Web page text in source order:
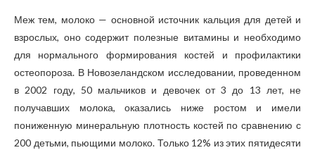
Меж тем, молоко — основной источник кальция для детей и
взрослых, оно содержит полезные витамины и необходимо
для нормального формирования костей и профилактики
остеопороза. В Новозеландском исследовании, проведенном
в 2002 году, 50 мальчиков и девочек от 3 до 13 лет, не
получавших молока, оказались ниже ростом и имели
пониженную минеральную плотность костей по сравнению с
200 детьми, пьющими молоко. Только 12% из этих пятидесяти